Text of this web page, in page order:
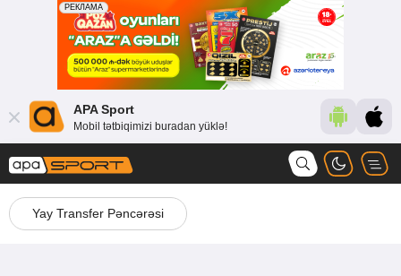
APA Sport
Mobil tətbiqimizi buradan yüklə!
Yay Transfer Pəncərəsi